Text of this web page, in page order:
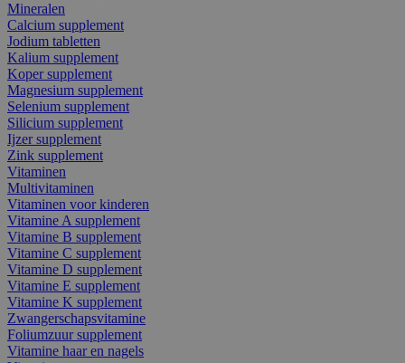
Mineralen
Calcium supplement
Jodium tabletten
Kalium supplement
Koper supplement
Magnesium supplement
Selenium supplement
Silicium supplement
Ijzer supplement
Zink supplement
Vitaminen
Multivitaminen
Vitaminen voor kinderen
Vitamine A supplement
Vitamine B supplement
Vitamine C supplement
Vitamine D supplement
Vitamine E supplement
Vitamine K supplement
Zwangerschapsvitamine
Foliumzuur supplement
Vitamine haar en nagels